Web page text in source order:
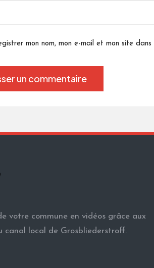
mon nom, mon e-mail et mon site
votre commune en vidéos grâce aux
canal local de Grosbliederstroff.